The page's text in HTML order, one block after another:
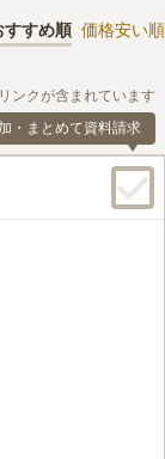
すすめ順 価格安い順
ンクが含まれています
・まとめて資料請求